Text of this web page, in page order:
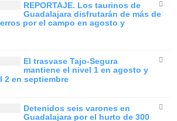
REPORTAJE. Los taurinos de
Guadalajara disfrutarán de más de
por el campo en agosto y
El trasvase Tajo-Segura
mantiene el nivel 1 en agosto y
2 en septiembre
Detenidos seis varones en
Guadalajara por el hurto de 300